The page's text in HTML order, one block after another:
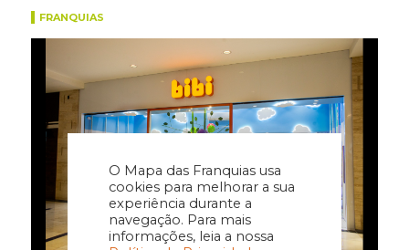
O Mapa das Franquias usa
cookies para melhorar a sua
experiência durante a
navegação. Para mais
informações, leia a nossa
FRANQUIAS